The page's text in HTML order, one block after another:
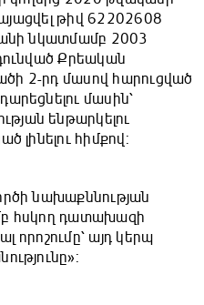
թիվ 62202608
նկատմամբ 2003
Քրեական
2-րդ մասով հարուցված
մասին՝
ենթարկելու
լինելու հիմքով:
նախաքննության
հսկող դատախազի
որոշումը՝ այդ կերպ